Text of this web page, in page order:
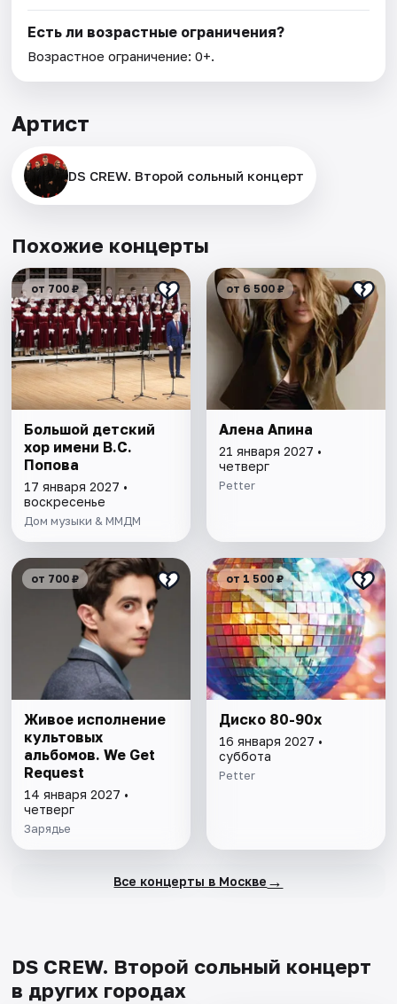
Есть ли возрастные ограничения?
Возрастное ограничение: 0+.
Артист
DS CREW. Второй сольный концерт
Похожие концерты
от 700 ₽
Большой детский
хор имени В.С.
Попова
17 января 2027 •
воскресенье
Дом музыки & ММДМ
от 6 500 ₽
Алена Апина
21 января 2027 •
четверг
Petter
от 700 ₽
Живое исполнение
культовых
альбомов. We Get
Request
14 января 2027 •
четверг
Зарядье
от 1 500 ₽
Диско 80-90х
16 января 2027 •
суббота
Petter
Все концерты в Москве →
DS CREW. Второй сольный концерт
в других городах